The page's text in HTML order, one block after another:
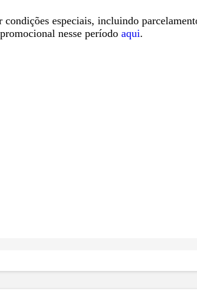
especiais, incluindo
nesse período aqui.